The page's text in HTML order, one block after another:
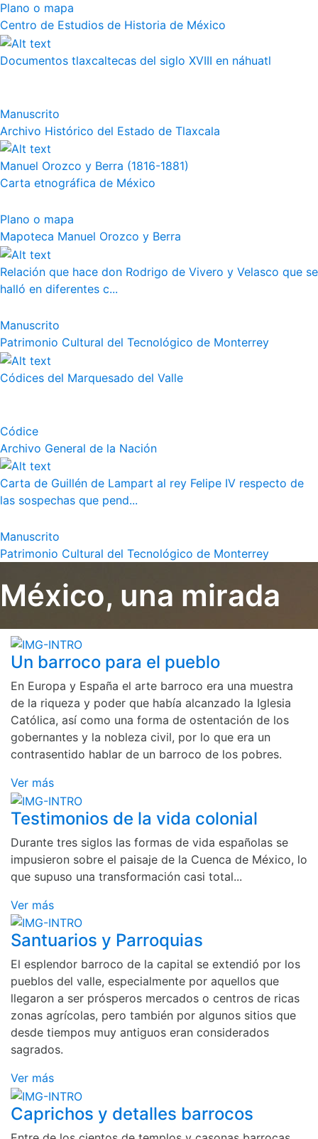
Plano o mapa
Centro de Estudios de Historia de México
Documentos tlaxcaltecas del siglo XVIII en náhuatl
Manuscrito
Archivo Histórico del Estado de Tlaxcala
Manuel Orozco y Berra (1816-1881)
Carta etnográfica de México
Plano o mapa
Mapoteca Manuel Orozco y Berra
Relación que hace don Rodrigo de Vivero y Velasco que se
halló en diferentes c...
Manuscrito
Patrimonio Cultural del Tecnológico de Monterrey
Códices del Marquesado del Valle
Códice
Archivo General de la Nación
Carta de Guillén de Lampart al rey Felipe IV respecto de
las sospechas que pend...
Manuscrito
Patrimonio Cultural del Tecnológico de Monterrey
México, una mirada
Un barroco para el pueblo
En Europa y España el arte barroco era una muestra
de la riqueza y poder que había alcanzado la Iglesia
Católica, así como una forma de ostentación de los
gobernantes y la nobleza civil, por lo que era un
contrasentido hablar de un barroco de los pobres.
Ver más
Testimonios de la vida colonial
Durante tres siglos las formas de vida españolas se
impusieron sobre el paisaje de la Cuenca de México, lo
que supuso una transformación casi total...
Ver más
Santuarios y Parroquias
El esplendor barroco de la capital se extendió por los
pueblos del valle, especialmente por aquellos que
llegaron a ser prósperos mercados o centros de ricas
zonas agrícolas, pero también por algunos sitios que
desde tiempos muy antiguos eran considerados
sagrados.
Ver más
Caprichos y detalles barrocos